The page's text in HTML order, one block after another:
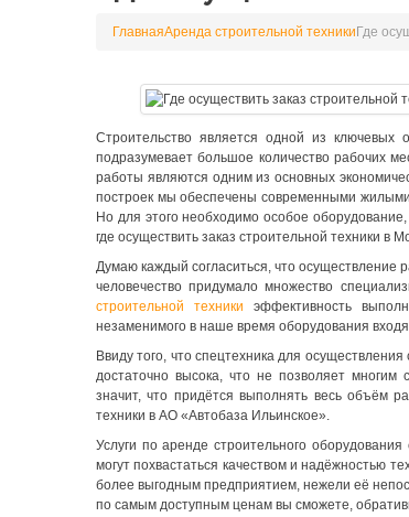
ГлавнаяАренда строительной техники Где
Строительство является одной из ключевых
подразумевает большое количество рабочих
работы являются одним из основных
построек мы обеспечены современными
Но для этого необходимо особое
где осуществить заказ строительной техники в
Думаю каждый согласиться, что осуществление
человечество придумало множество
строительной техники эффективность
незаменимого в наше время оборудования
Ввиду того, что спецтехника для
достаточно высока, что не позволяет
значит, что придётся выполнять весь объём
техники в АО «Автобаза Ильинское».
Услуги по аренде строительного
могут похвастаться качеством и надёжностью
более выгодным предприятием, нежели её
по самым доступным ценам вы сможете,